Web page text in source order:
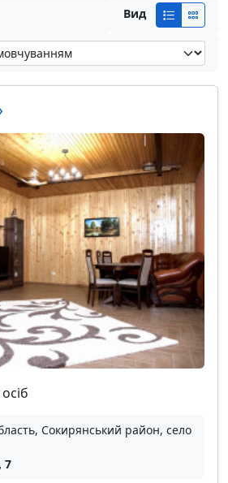
Вид
осіб
Сокирянський район, село
7